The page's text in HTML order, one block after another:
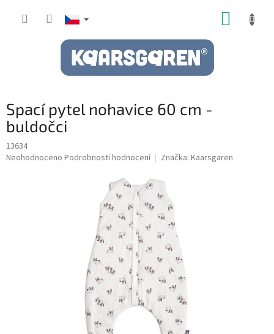
Spací pytel nohavice 60 cm -
buldočci
13634
Průměrné
Neohodnoceno Podrobnosti hodnocení Značka: Kaarsgaren